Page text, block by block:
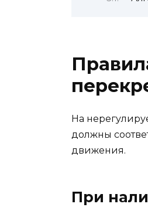
На
должны
движения.
При